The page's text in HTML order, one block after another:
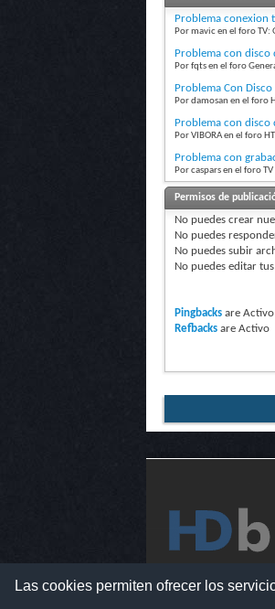
Las cookies permiten ofrecer los
Problema conexion
Por mavic en el foro TV:
Problema con
Por fqts en el foro
Problema Con
Por damosan en el foro
Problema con disco
Por VIBORA en el foro
Problema con
Por caspars en el foro
Permisos de
No puedes crear
No puedes
No puedes subir
No puedes editar tus
Pingbacks are Activo
Refbacks are Activo